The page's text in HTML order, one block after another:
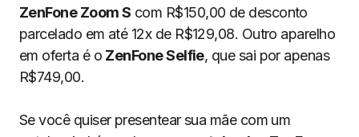
ZenFone Zoom S com R$150,00 de desconto
parcelado em até 12x de R$129,08. Outro aparelho
em oferta é o ZenFone Selfie, que sai por apenas
R$749,00.
Se você quiser presentear sua mãe com um